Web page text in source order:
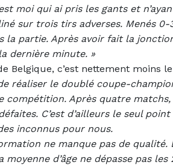
moi qui ai pris les gants et
sur trois tirs adverses. Menés 0-
la partie. Après avoir fait la
dernière minute. »
Belgique, c’est nettement moins
réaliser le doublé coupe-
compétition. Après quatre
C’est d’ailleurs le seul
inconnus pour nous.
ne manque pas de qualité.
moyenne d’âge ne dépasse pas